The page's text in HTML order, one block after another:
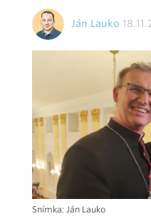
Ján Lauko
Snímka: Ján Lauko